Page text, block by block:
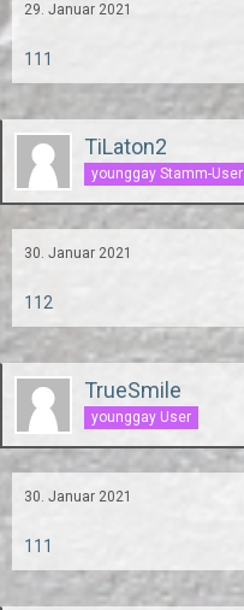
29. Januar 2021
111
TiLaton2
younggay Stamm-User
30. Januar 2021
112
TrueSmile
younggay User
30. Januar 2021
111